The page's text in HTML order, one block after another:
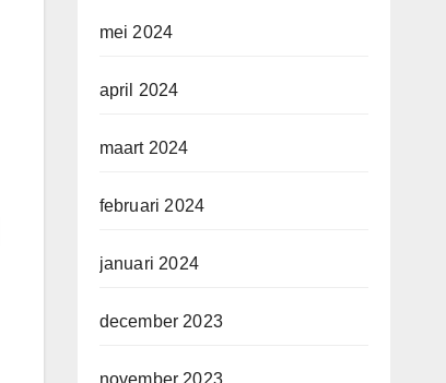
mei 2024
april 2024
maart 2024
februari 2024
januari 2024
december 2023
november 2023